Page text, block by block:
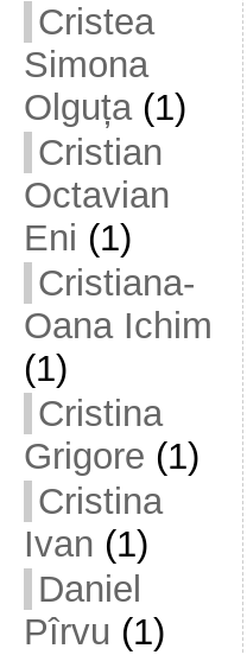
Cristea
Simona
Olguța(1)
Cristian
Octavian
Eni (1)
Cristiana-
Oana Ichim
(1)
Cristina
Grigore (1)
Cristina
Ivan (1)
Daniel
Pîrvu (1)